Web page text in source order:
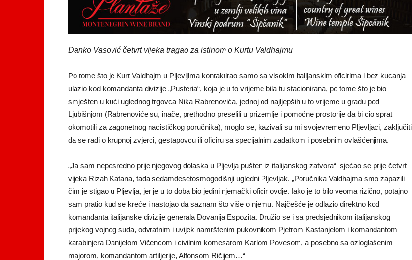
Danko Vasović četvrt vijeka tragao za istinom o Kurtu Valdhajmu
Po tome što je Kurt Valdhajm u Pljevljima kontaktirao samo sa visokim italijanskim oficirima i bez kucanja
ulazio kod komandanta divizije „Pusteria“, koja je u to vrijeme bila tu stacionirana, po tome što je bio
smješten u kući uglednog trgovca Nika Rabrenovića, jednoj od najljepših u to vrijeme u gradu pod
Ljubišnjom (Rabrenoviće su, inače, prethodno preselili u prizemlje i pomoćne prostorije da bi cio sprat
okomotili za zagonetnog nacističkog poručnika), moglo se, kazivali su mi svojevremeno Pljevljaci, zaključiti
da se radi o krupnoj zvjerci, gestapovcu ili oficiru sa specijalnim zadatkom i posebnim ovlašćenjima.
„Ja sam neposredno prije njegovog dolaska u Pljevlja pušten iz italijanskog zatvora“, sjećao se prije četvrt
vijeka Rizah Katana, tada sedamdesetosmogodišnji ugledni Pljevljak. „Poručnika Valdhajma smo zapazili
čim je stigao u Pljevlja, jer je u to doba bio jedini njemački oficir ovdje. Iako je to bilo veoma rizično, potajno
sam pratio kud se kreće i nastojao da saznam što više o njemu. Najčešće je odlazio direktno kod
komandanta italijanske divizije generala Đovanija Espozita. Družio se i sa predsjednikom italijanskog
prijekog vojnog suda, odvratnim i uvijek namrštenim pukovnikom Pjetrom Kastanjelom i komandantom
karabinjera Danijelom Vičencom i civilnim komesarom Karlom Povesom, a posebno sa ozloglašenim
majorom, komandantom artiljerije, Alfonsom Ričijem…“